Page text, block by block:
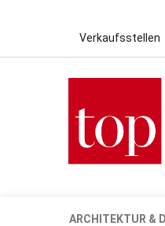
Verkaufsstellen
ARCHITEKTUR &